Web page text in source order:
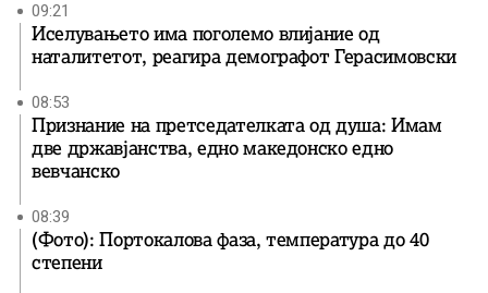
09:21
Иселувањето има поголемо влијание од
наталитетот, реагира демографот Герасимовски
08:53
Признание на претседателката од душа: Имам
две државјанства, едно македонско едно
вевчанско
08:39
(Фото): Портокалова фаза, температура до 40
степени